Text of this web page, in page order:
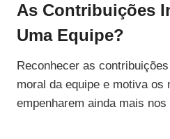
As Contribuições
Uma Equipe?
Reconhecer as
moral da equipe e motiva os
empenharem ainda mais nos